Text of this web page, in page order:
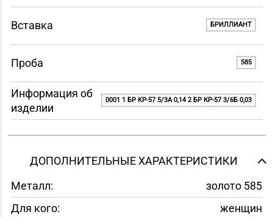
Вставка БРИЛЛИАНТ
Проба 585
Информация об
изделии
0001 1 БР КР-57 5/3A 0,14 2 БР КР-57 3/6Б 0,03
ДОПОЛНИТЕЛЬНЫЕ ХАРАКТЕРИСТИКИ
Металл:
золото 585
Для кого:
женщин